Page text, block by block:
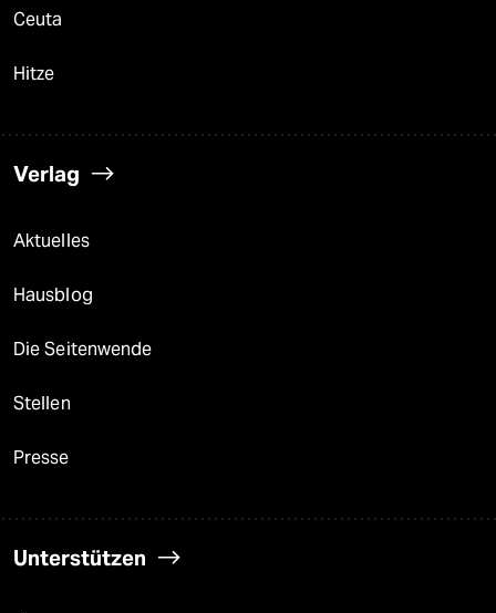
Ceuta
Hitze
Verlag
Aktuelles
Hausblog
Die Seitenwende
Stellen
Presse
Unterstützen